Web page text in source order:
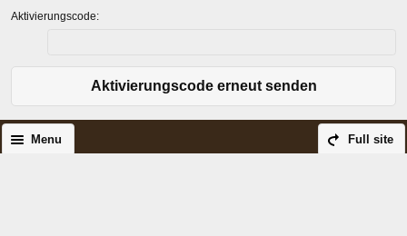
Aktivierungscode:
Aktivierungscode erneut senden
Full site
Menu